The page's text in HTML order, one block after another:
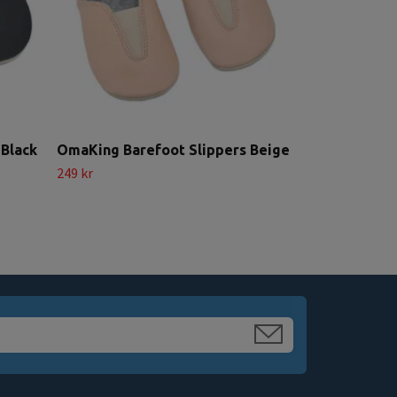
OmaKing Barefoot Slippers Beige
249 kr